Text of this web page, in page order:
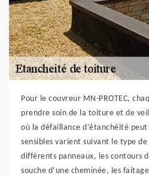
Pour le couvreur MN-PROTEC,
prendre soin de la toiture et de
où la défaillance d’étanchéité
sensibles varient suivant le type
différents panneaux, les contours
souche d’une cheminée, les